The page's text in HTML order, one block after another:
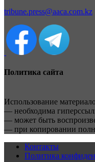
tribune.press@aaca.com.kz
Политика сайта
Использование
— необходима
— может быть
— при копировании
Контакты
Политика